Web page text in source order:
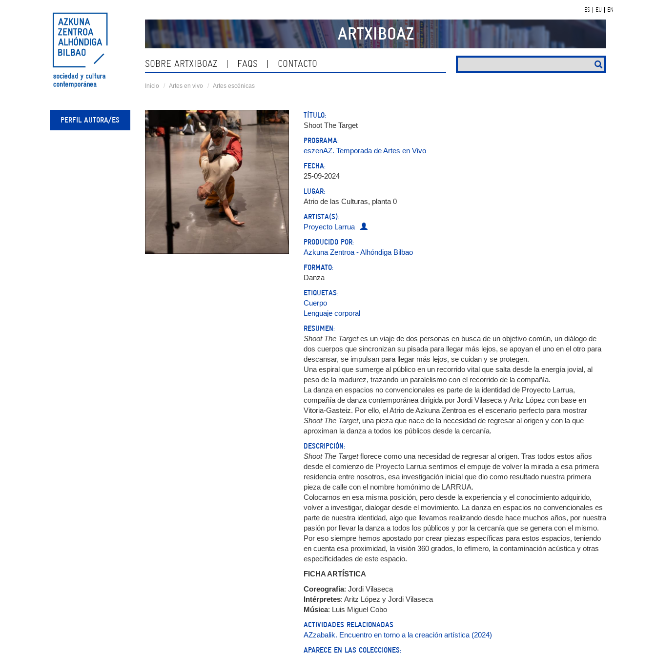
ES EU EN
ARTXIBOAZ
SOBRE ARTXIBOAZ FAQS CONTACTO
Inicio Artes en vivo Artes escénicas
PERFIL AUTORA/ES
TÍTULO:
Shoot The Target
PROGRAMA:
eszenAZ. Temporada de Artes en Vivo
FECHA:
25-09-2024
LUGAR:
Atrio de las Culturas, planta 0
ARTISTA(S):
Proyecto Larrua
PRODUCIDO POR:
Azkuna Zentroa - Alhóndiga Bilbao
FORMATO:
Danza
ETIQUETAS:
Cuerpo
Lenguaje corporal
RESUMEN:
Shoot The Targetes un viaje de dos personas en busca de un objetivo común, un diálogo de
dos cuerpos que sincronizan su pisada para llegar más lejos, se apoyan el uno en el otro para
descansar, se impulsan para llegar más lejos, se cuidan y se protegen.
Una espiral que sumerge al público en un recorrido vital que salta desde la energía jovial, al
peso de la madurez, trazando un paralelismo con el recorrido de la compañía.
La danza en espacios no convencionales es parte de la identidad de Proyecto Larrua,
compañía de danza contemporánea dirigida por Jordi Vilaseca y Aritz López con base en
Vitoria-Gasteiz. Por ello, el Atrio de Azkuna Zentroa es el escenario perfecto para mostrar
Shoot The Target, una pieza que nace de la necesidad de regresar al origen y con la que
aproximan la danza a todos los públicos desde la cercanía.
DESCRIPCIÓN:
Shoot The Targetflorece como una necesidad de regresar al origen. Tras todos estos años
desde el comienzo de Proyecto Larrua sentimos el empuje de volver la mirada a esa primera
residencia entre nosotros, esa investigación inicial que dio como resultado nuestra primera
pieza de calle con el nombre homónimo de LARRUA.
Colocarnos en esa misma posición, pero desde la experiencia y el conocimiento adquirido,
volver a investigar, dialogar desde el movimiento. La danza en espacios no convencionales es
parte de nuestra identidad, algo que llevamos realizando desde hace muchos años, por nuestra
pasión por llevar la danza a todos los públicos y por la cercanía que se genera con el mismo.
Por eso siempre hemos apostado por crear piezas específicas para estos espacios, teniendo
en cuenta esa proximidad, la visión 360 grados, lo efímero, la contaminación acústica y otras
especificidades de este espacio.
FICHA ARTÍSTICA
Coreografía: Jordi Vilaseca
Intérpretes: Aritz López y Jordi Vilaseca
Música: Luis Miguel Cobo
ACTIVIDADES RELACIONADAS:
AZzabalik. Encuentro en torno a la creación artística (2024)
APARECE EN LAS COLECCIONES: